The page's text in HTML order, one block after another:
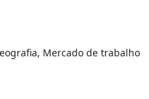
Mercado de trabalho